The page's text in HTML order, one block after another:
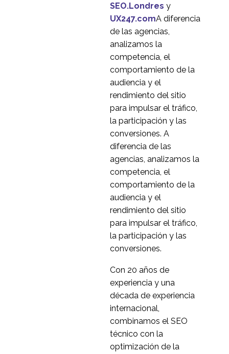
SEO.Londres y
UX247.comA diferencia
de las agencias,
analizamos la
competencia, el
comportamiento de la
audiencia y el
rendimiento del sitio
para impulsar el tráfico,
la participación y las
conversiones. A
diferencia de las
agencias, analizamos la
competencia, el
comportamiento de la
audiencia y el
rendimiento del sitio
para impulsar el tráfico,
la participación y las
conversiones.
Con 20 años de
experiencia y una
década de experiencia
internacional,
combinamos el SEO
técnico con la
optimización de la